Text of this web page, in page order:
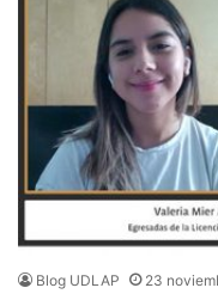
Blog UDLAP 23